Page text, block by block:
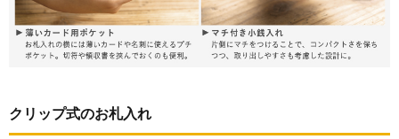
クリップ式のお札入れ